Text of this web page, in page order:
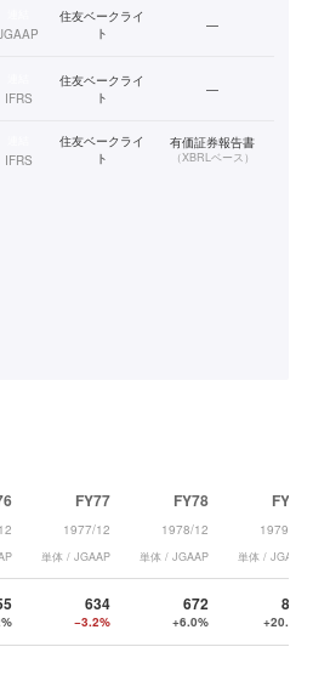
住友ベークライ
ト
—
IFRS
住友ベークライ
ト
—
IFRS
住友ベークライ
ト
有価証券報告書
（XBRLベース）
FY77
1977/12
単体 / JGAAP
FY78
1978/12
単体 / JGAAP
FY79
1979/12
単体 / JGAAP
634
−3.2%
672
+6.0%
812
+20.8%